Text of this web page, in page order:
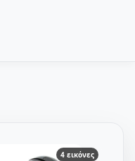
4 εικόνες